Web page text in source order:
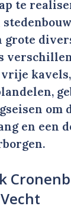
te
grote
om
en een